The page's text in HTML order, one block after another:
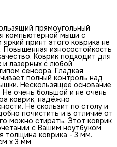
прямоугольный
компьютерной мыши с
принт этого коврика не
износостойкость
Коврик подходит для
и лазерных с любой
сенсора. Гладкая
полный контроль над
Нескользящее основание
Не очень большой и не очень
коврик, надёжно
Не скользит по столу и
почистить и в отличие от
можно стирать. Этот коврик
с Вашим ноутбуком
толщина коврика - 3 мм.
x 3 мм